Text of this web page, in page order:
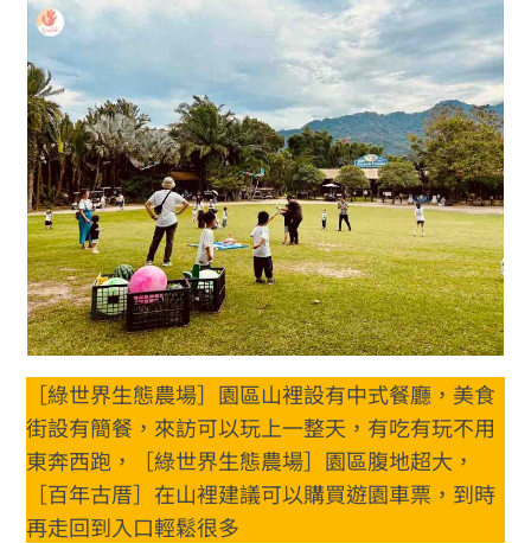
［綠世界生態農場］園區山裡設有中式餐廳，美食
街設有簡餐，來訪可以玩上一整天，有吃有玩不用
東奔西跑，［綠世界生態農場］園區腹地超大，
［百年古厝］在山裡建議可以購買遊園車票，到時
再走回到入口輕鬆很多